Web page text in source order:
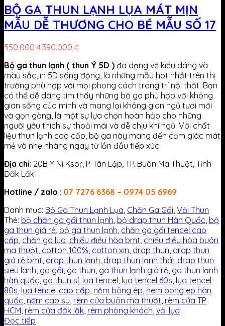
BỘ GA THUN LẠNH LỤA MÁT MỊN
MẪU DỄ THƯƠNG CHO BÉ MẪU SỐ 17
550.000₫ 390.000 ₫
Bộ ga thun lạnh ( thun Ý 5D ) đa dạng về kiểu dáng và
màu sắc, in 5D sống động, là những mẫu hot nhất trên thị
trường phù hợp với mọi phong cách trang trí nội thất. Bạn
có thể dễ dàng tìm thấy những bộ ga phù hợp với không
gian sống của mình và mang lại không gian ngủ tươi mới
và gọn gàng, là một sự lựa chọn hoàn hảo cho những
người yêu thích sự thoải mái và dễ chịu khi ngủ. Với chất
liệu thun lạnh cao cấp, bộ ga này mang đến cảm giác mát
mẻ và nhẹ nhàng ngay từ lần đầu tiếp xúc.
Địa chỉ: 20B Y Ni Ksor, P. Tân Lập, TP. Buôn Ma Thuột, Tỉnh
Đăk Lăk
Hotline / zalo : 07 7276 6368 – 0974 05 6969
Danh mục: Bộ Ga Thun Lạnh Lụa Chăn Ga Gối Vải Thun
Thẻ: bộ chăn ga gối thun lạnh bộ drap thun Hàn Quốc bộ
ga thun giá rẻ bộ ga thun lạnh chăn ga gối tencel cao
cấp chăn ga lụa chiếu điều hòa bmt chiếu điều hòa buôn
ma thuột cotton 100% cotton xịn drap thun drap thun
giá rẻ bmt drap thun lạnh drap thun lạnh thái drap thun
sieu lanh ga gối ga thun ga thun lạnh giá rẻ ga thun lạnh
hàn quốc ga thun sỉ lụa tencel lụa tencel 60s lụa tencel
80s lụa tencel cao cấp nệm bông ép nem bong ep hàn
quốc nệm cao su rèm cửa buôn ma thuột rèm cửa TP
HCM rèm cửa đăk lăk rèm phòng khách vải lụa
Đọc tiếp